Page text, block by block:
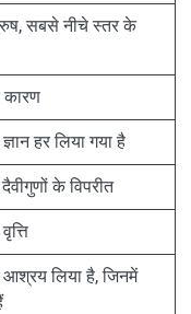
सबसे नीचे स्तर के
कारण
हर लिया गया है
के विपरीत
लिया है, जिनमें